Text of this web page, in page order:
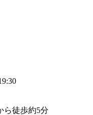
ら徒歩約5分